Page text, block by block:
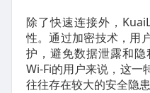
除了快速连接外，
性。通过加密技术，用
护，避免数据泄露和
Wi-Fi的用户来说，这一
往往存在较大的安全隐患